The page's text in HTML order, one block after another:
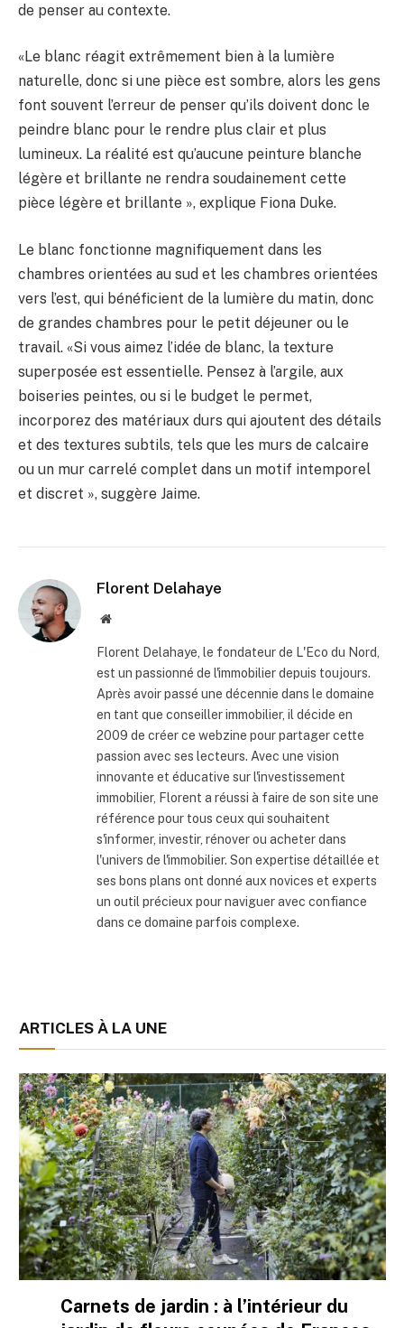
de penser au contexte.
«Le blanc réagit extrêmement bien à la lumière
naturelle, donc si une pièce est sombre, alors les gens
font souvent l’erreur de penser qu’ils doivent donc le
peindre blanc pour le rendre plus clair et plus
lumineux. La réalité est qu’aucune peinture blanche
légère et brillante ne rendra soudainement cette
pièce légère et brillante », explique Fiona Duke.
Le blanc fonctionne magnifiquement dans les
chambres orientées au sud et les chambres orientées
vers l’est, qui bénéficient de la lumière du matin, donc
de grandes chambres pour le petit déjeuner ou le
travail. «Si vous aimez l’idée de blanc, la texture
superposée est essentielle. Pensez à l’argile, aux
boiseries peintes, ou si le budget le permet,
incorporez des matériaux durs qui ajoutent des détails
et des textures subtils, tels que les murs de calcaire
ou un mur carrelé complet dans un motif intemporel
et discret », suggère Jaime.
Florent Delahaye
Site
Florent Delahaye, le fondateur de L'Eco du Nord,
est un passionné de l'immobilier depuis toujours.
Après avoir passé une décennie dans le domaine
en tant que conseiller immobilier, il décide en
2009 de créer ce webzine pour partager cette
passion avec ses lecteurs. Avec une vision
innovante et éducative sur l'investissement
immobilier, Florent a réussi à faire de son site une
référence pour tous ceux qui souhaitent
s'informer, investir, rénover ou acheter dans
l'univers de l'immobilier. Son expertise détaillée et
ses bons plans ont donné aux novices et experts
un outil précieux pour naviguer avec confiance
dans ce domaine parfois complexe.
ARTICLES À LA UNE
Carnets de jardin : à l’intérieur du